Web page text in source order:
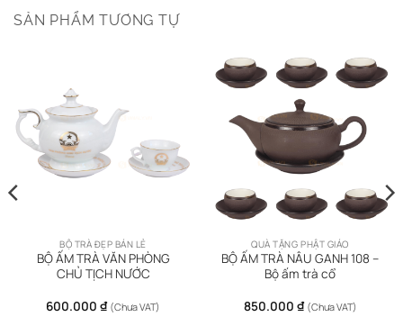
SẢN PHẨM TƯƠNG TỰ
BỘ TRÀ ĐẸP BÁN LẺ
BỘ ẤM TRÀ VĂN PHÒNG
CHỦ TỊCH NƯỚC
600.000 ₫ (Chưa VAT)
QUÀ TẶNG PHẬT GIÁO
BỘ ẤM TRÀ NÂU GANH 108 –
Bộ ấm trà cổ
850.000 ₫ (Chưa VAT)